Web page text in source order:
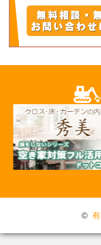
〒509-0248 岐阜
Instagram
©